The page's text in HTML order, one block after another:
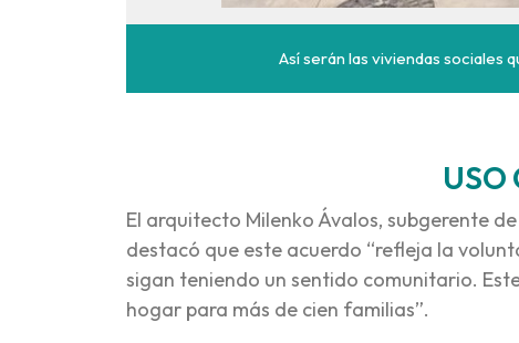
Así serán las viviendas sociales
USO
El arquitecto Milenko Ávalos, subgerente
destacó que este acuerdo “refleja la
sigan teniendo un sentido comunitario.
hogar para más de cien familias”.